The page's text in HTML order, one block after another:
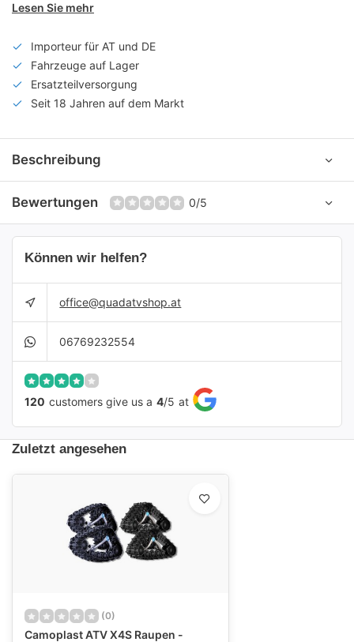
Lesen Sie mehr
Importeur für AT und DE
Fahrzeuge auf Lager
Ersatzteilversorgung
Seit 18 Jahren auf dem Markt
Beschreibung
Bewertungen 0/5
Können wir helfen?
office@quadatvshop.at
06769232554
120 customers give us a 4/5 at
Zuletzt angesehen
(0)
Camoplast ATV X4S Raupen -